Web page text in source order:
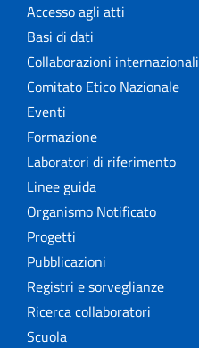
Accesso agli atti
Basi di dati
Collaborazioni internazionali
Comitato Etico Nazionale
Eventi
Formazione
Laboratori di riferimento
Linee guida
Organismo Notificato
Progetti
Pubblicazioni
Registri e sorveglianze
Ricerca collaboratori
Scuola